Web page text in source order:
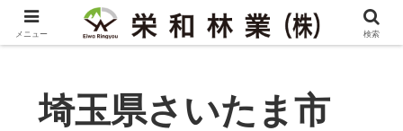
埼玉県さいたま市
メニュー 検索